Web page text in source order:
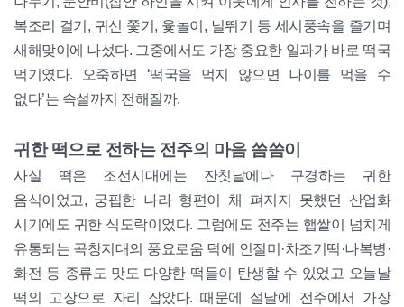
복조리 걸기, 귀신 쫓기, 윷놀이, 널뛰기 등 세시풍속을 즐기며
새해맞이에 나섰다. 그중에서도 가장 중요한 일과가 바로 떡국
먹기였다. 오죽하면 ‘떡국을 먹지 않으면 나이를 먹을 수
없다’는 속설까지 전해질까.
귀한 떡으로 전하는 전주의 마음 씀씀이
사실 떡은 조선시대에는 잔칫날에나 구경하는 귀한
음식이었고, 궁핍한 나라 형편이 채 펴지지 못했던 산업화
시기에도 귀한 식도락이었다. 그럼에도 전주는 햅쌀이 넘치게
유통되는 곡창지대의 풍요로움 덕에 인절미·차조기떡·나복병·
화전 등 종류도 맛도 다양한 떡들이 탄생할 수 있었고 오늘날
떡의 고장으로 자리 잡았다. 때문에 설날에 전주에서 가장